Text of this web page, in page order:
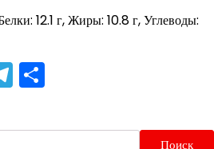
12.1 г, Жиры: 10.8 г, Углеводы:
Telegram
Поиск